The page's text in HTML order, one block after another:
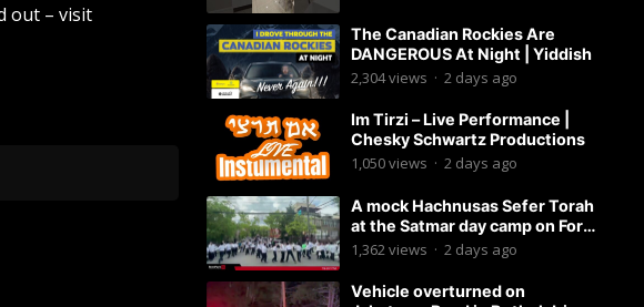
out – visit
The Canadian Rockies Are
DANGEROUS At Night | Yiddish
2,304views · 2 days ago
Im Tirzi – Live Performance |
Chesky Schwartz Productions
1,050views · 2 days ago
A mock Hachnusas Sefer Torah
at the Satmar day camp on Fort
Hamilton Parkway.
1,362 views · 2 days ago
Vehicle overturned on